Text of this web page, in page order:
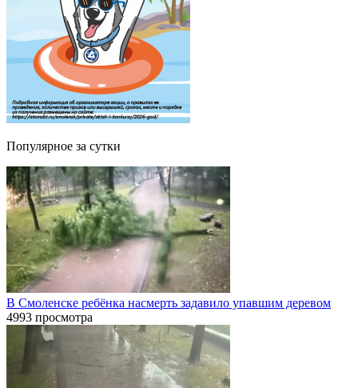
Популярное за сутки
В Смоленске ребёнка насмерть задавило упавшим деревом
4993 просмотра